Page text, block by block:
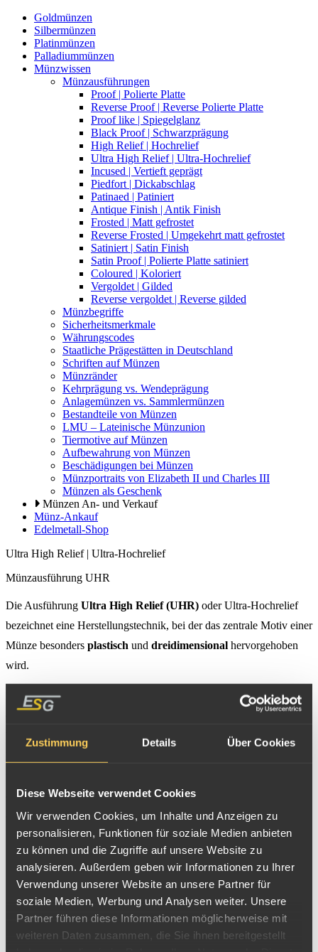
Zustimmung Details Über Cookies
Diese Webseite verwendet Cookies
Wir verwenden Cookies, um Inhalte und Anzeigen zu
personalisieren, Funktionen für soziale Medien anbieten
zu können und die Zugriffe auf unsere Website zu
analysieren. Außerdem geben wir Informationen zu Ihrer
Verwendung unserer Website an unsere Partner für
soziale Medien, Werbung und Analysen weiter. Unsere
Partner führen diese Informationen möglicherweise mit
weiteren Daten zusammen, die Sie ihnen bereitgestellt
Goldmünzen
Silbermünzen
Platinmünzen
Palladiummünzen
Münzwissen
Münzausführungen
Proof | Polierte Platte
Reverse Proof | Reverse Polierte Platte
Proof like | Spiegelglanz
Black Proof | Schwarzprägung
High Relief | Hochrelief
Ultra High Relief | Ultra-Hochrelief
Incused | Vertieft geprägt
Piedfort | Dickabschlag
Patinaed | Patiniert
Antique Finish | Antik Finish
Frosted | Matt gefrostet
Reverse Frosted | Umgekehrt matt gefrostet
Satiniert | Satin Finish
Satin Proof | Polierte Platte satiniert
Coloured | Koloriert
Vergoldet | Gilded
Reverse vergoldet | Reverse gilded
Münzbegriffe
Sicherheitsmerkmale
Währungscodes
Staatliche Prägestätten in Deutschland
Schriften auf Münzen
Münzränder
Kehrprägung vs. Wendeprägung
Anlagemünzen vs. Sammlermünzen
Bestandteile von Münzen
LMU – Lateinische Münzunion
Tiermotive auf Münzen
Aufbewahrung von Münzen
Beschädigungen bei Münzen
Münzportraits von Elizabeth II und Charles III
Münzen als Geschenk
Münzen An- und Verkauf
Münz-Ankauf
Edelmetall-Shop
Ultra High Relief | Ultra-Hochrelief
Münzausführung UHR
Die Ausführung Ultra High Relief (UHR) oder Ultra-Hochrelief
bezeichnet eine Herstellungstechnik, bei der das zentrale Motiv einer
Münze besonders plastisch und dreidimensional hervorgehoben
wird.
Im Unterschied zum
wird die dreidimensionale
– daher auch die
Vorsilbe „ultra“ (vom Lateinischen für „jenseits“ oder „darüber
ein Stempel wirken, derart stark scheint einem die Person, das Tier
oder Vergleichbares aus der Münzebene entgegen zu kommen.